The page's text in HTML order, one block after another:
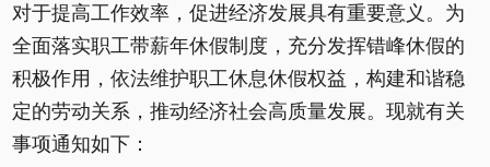
对于提高工作效率，促进经济发展具有重要意义。为
全面落实职工带薪年休假制度，充分发挥错峰休假的
积极作用，依法维护职工休息休假权益，构建和谐稳
定的劳动关系，推动经济社会高质量发展。现就有关
事项通知如下：